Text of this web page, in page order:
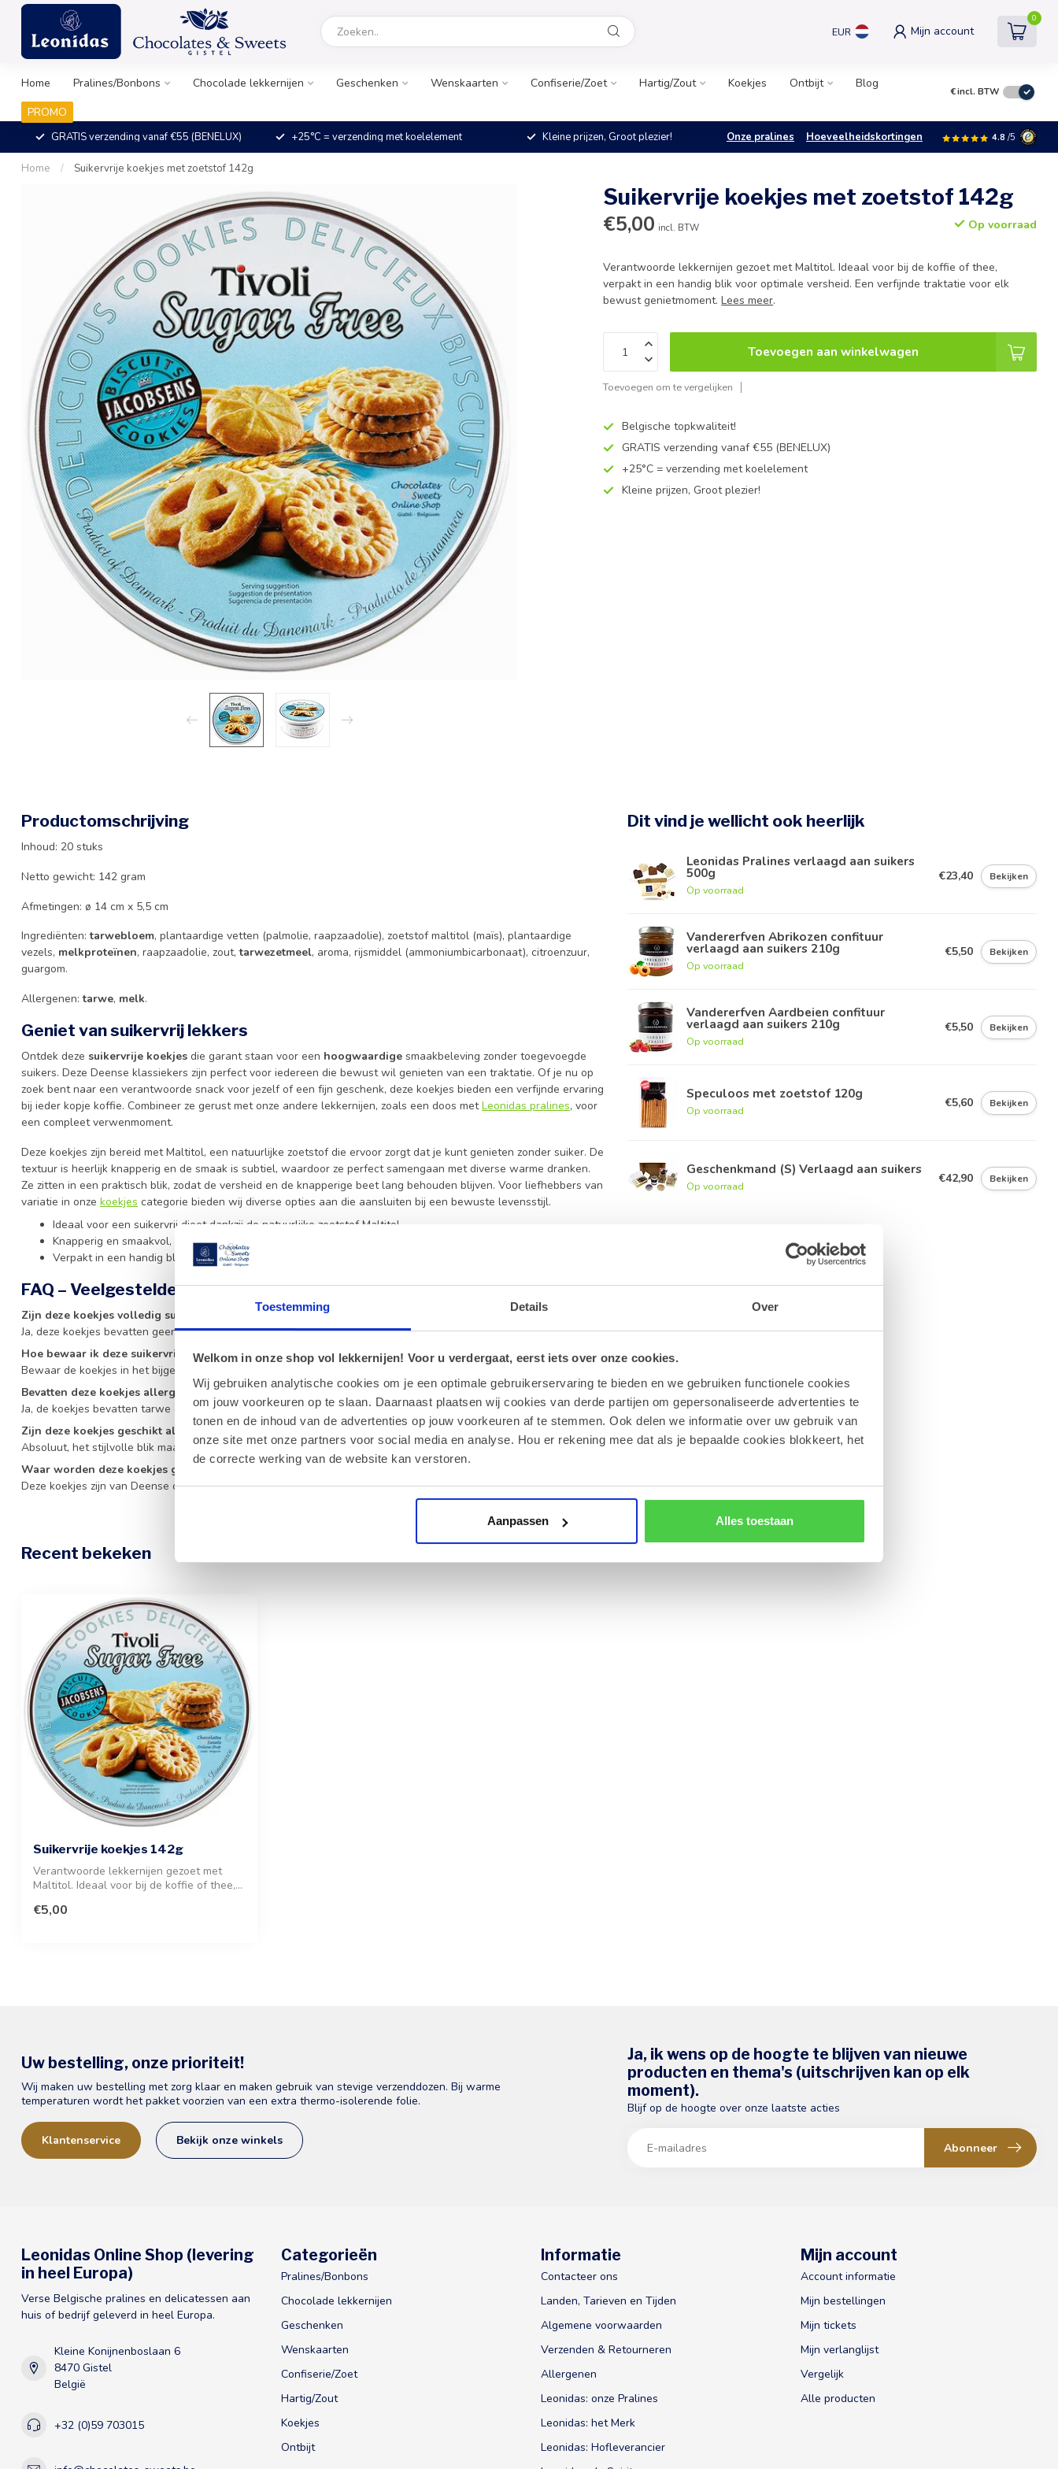
Toestemming Details Over
Welkom in onze shop vol lekkernijen! Voor u verdergaat, eerst iets over onze cookies.
Wij gebruiken analytische cookies om je een optimale gebruikerservaring te bieden en we gebruiken functionele cookies
om jouw voorkeuren op te slaan. Daarnaast plaatsen wij cookies van derde partijen om gepersonaliseerde advertenties te
tonen en de inhoud van de advertenties op jouw voorkeuren af te stemmen. Ook delen we informatie over uw gebruik van
onze site met onze partners voor social media en analyse. Hou er rekening mee dat als je bepaalde cookies blokkeert, het
de correcte werking van de website kan verstoren.
Aanpassen Alles toestaan
EUR Mijn account
0
Home Pralines/Bonbons Chocolade lekkernijen Geschenken Wenskaarten Confiserie/Zoet Hartig/Zout Koekjes Ontbijt
Blog
PROMO
€incl. BTW
GRATIS verzending vanaf €55 (BENELUX) +25°C = verzending met koelelement Kleine prijzen, Groot plezier! Onze pralines Hoeveelheidskortingen 4.8 /5
Home / Suikervrije koekjes met zoetstof 142g
Suikervrije koekjes met zoetstof 142g
€5,00 incl. BTW Op voorraad
Verantwoorde lekkernijen gezoet met Maltitol. Ideaal voor bij de koffie of thee,
verpakt in een handig blik voor optimale versheid. Een verfijnde traktatie voor elk
bewust genietmoment.Lees meer.
Toevoegen aan winkelwagen
Toevoegen om te vergelijken
Belgische topkwaliteit!
GRATIS verzending vanaf €55 (BENELUX)
+25°C = verzending met koelelement
Kleine prijzen, Groot plezier!
Productomschrijving
Inhoud: 20 stuks
Netto gewicht: 142 gram
Afmetingen: ø 14 cm x 5,5 cm
Ingrediënten:tarwebloem, plantaardige vetten (palmolie, raapzaadolie), zoetstof maltitol (maïs), plantaardige
vezels, melkproteïnen, raapzaadolie, zout,tarwezetmeel, aroma, rijsmiddel (ammoniumbicarbonaat), citroenzuur,
guargom.
Allergenen:tarwe, melk.
Geniet van suikervrij lekkers
Ontdek deze suikervrije koekjes die garant staan voor een hoogwaardige smaakbeleving zonder toegevoegde
suikers. Deze Deense klassiekers zijn perfect voor iedereen die bewust wil genieten van een traktatie. Of je nu op
zoek bent naar een verantwoorde snack voor jezelf of een fijn geschenk, deze koekjes bieden een verfijnde ervaring
bij ieder kopje koffie. Combineer ze gerust met onze andere lekkernijen, zoals een doos metLeonidas pralines, voor
een compleet verwenmoment.
Deze koekjes zijn bereid met Maltitol, een natuurlijke zoetstof die ervoor zorgt dat je kunt genieten zonder suiker. De
textuur is heerlijk knapperig en de smaak is subtiel, waardoor ze perfect samengaan met diverse warme dranken.
Ze zitten in een praktisch blik, zodat de versheid en de knapperige beet lang behouden blijven. Voor liefhebbers van
variatie in onze koekjes categorie bieden wij diverse opties aan die aansluiten bij een bewuste levensstijl.
Ideaal voor een suikervrij dieet dankzij de natuurlijke zoetstof Maltitol.
Knapperig en smaakvol, bereid volgens traditioneel Deens recept.
Verpakt in een handig blik voor optimale versheid en bewaring.
FAQ – Veelgestelde vragen over suikervrije koekjes
Zijn deze koekjes volledig suikervrij?
Ja, deze koekjes bevatten geen toegevoegde suikers en zijn gezoet met de zoetstof Maltitol.
Hoe bewaar ik deze suikervrije koekjes het beste?
Bewaar de koekjes in het bijgeleverde blik op een koele, droge plaats om de knapperigheid te behouden.
Bevatten deze koekjes allergenen?
Ja, de koekjes bevatten tarwe en melkproteïnen. Raadpleeg de ingrediëntenlijst voor alle details.
Zijn deze koekjes geschikt als cadeau?
Absoluut, het stijlvolle blik maakt ze een uitstekend geschenk voor iedereen die bewust wil genieten.
Waar worden deze koekjes geproduceerd?
Deze koekjes zijn van Deense origine en staan bekend om hun traditionele receptuur en hoge kwaliteit.
Dit vind je wellicht ook heerlijk
Leonidas Pralines verlaagd aan suikers
500g
Op voorraad
€23,40 Bekijken
Vandererfven Abrikozen confituur
verlaagd aan suikers 210g
Op voorraad
€5,50 Bekijken
Vandererfven Aardbeien confituur
verlaagd aan suikers 210g
Op voorraad
€5,50 Bekijken
Speculoos met zoetstof 120g
Op voorraad
€5,60 Bekijken
Geschenkmand (S) Verlaagd aan suikers
Op voorraad
€42,90 Bekijken
Recent bekeken
Suikervrije koekjes 142g
Verantwoorde lekkernijen gezoet met
Maltitol. Ideaal voor bij de koffie of thee,...
€5,00
Uw bestelling, onze prioriteit!
Wij maken uw bestelling met zorg klaar en maken gebruik van stevige verzenddozen. Bij warme
temperaturen wordt het pakket voorzien van een extra thermo-isolerende folie.
Klantenservice Bekijk onze winkels
Ja, ik wens op de hoogte te blijven van nieuwe
producten en thema's (uitschrijven kan op elk
moment).
Blijf op de hoogte over onze laatste acties
Abonneer
Leonidas Online Shop (levering
in heel Europa)
Verse Belgische pralines en delicatessen aan
huis of bedrijf geleverd in heel Europa.
Kleine Konijnenboslaan 6
8470 Gistel
België
+32 (0)59 703015
Categorieën
Pralines/Bonbons
Chocolade lekkernijen
Geschenken
Wenskaarten
Confiserie/Zoet
Hartig/Zout
Koekjes
Ontbijt
Informatie
Contacteer ons
Landen, Tarieven en Tijden
Algemene voorwaarden
Verzenden & Retourneren
Allergenen
Leonidas: onze Pralines
Leonidas: het Merk
Leonidas: Hofleverancier
Mijn account
Account informatie
Mijn bestellingen
Mijn tickets
Mijn verlanglijst
Vergelijk
Alle producten